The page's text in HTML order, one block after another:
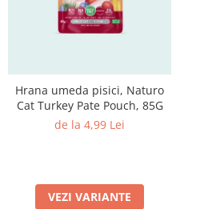
Hrana umeda pisici, Naturo
Cat Turkey Pate Pouch, 85G
de la 4,99 Lei
VEZI VARIANTE